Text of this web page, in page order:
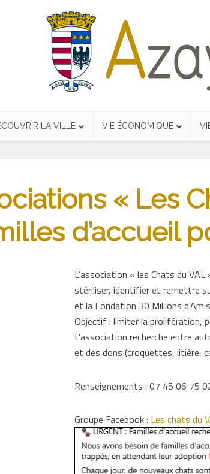
LA VILLE VIE ÉCONOMIQUE
« Les
d’accueil
L’association « les Chats du
stériliser, identifier et remettre
et la Fondation 30 Millions
Objectif : limiter la prolifération,
L’association recherche entre
et des dons (croquettes, litière,
Renseignements : 07 45 06 75
Groupe Facebook : Les chats du